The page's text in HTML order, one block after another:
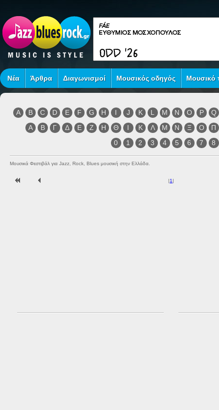
Νέα Άρθρα Διαγωνισμοί Μουσικός οδηγός Μουσικό
A B C D E F G H I J K L M N O P
Q
Α
Β Γ Δ Ε Ζ Η Θ Ι Κ Λ Μ Ν Ξ Ο
Π
0
1 2 3 4 5 6 7 8
Μουσικά Φεστιβάλ για Jazz, Rock, Blues μουσική στην Ελλάδα.
|1 |